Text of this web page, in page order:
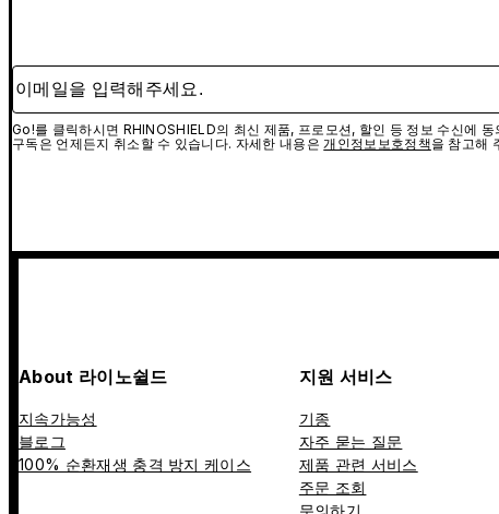
이메일을 입력해주세요.
Go!를 클릭하시면 RHINOSHIELD의 최신 제품, 프로모션, 할인 등 정보 수신에
구독은 언제든지 취소할 수 있습니다. 자세한 내용은개인정보보호정책을 참고해
About 라이노쉴드
지속가능성
블로그
100% 순환재생 충격 방지 케이스
지원 서비스
기종
자주 묻는 질문
제품 관련 서비스
주문 조회